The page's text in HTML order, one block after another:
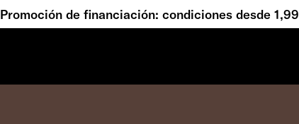
Promoción de financiación: condiciones desde